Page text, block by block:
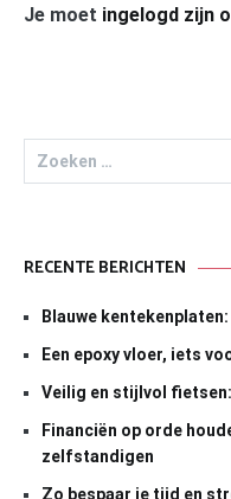
Je moet ingelogd zijn
Zoeken
naar:
RECENTE BERICHTEN
Blauwe
Een epoxy vloer, iets
Veilig en stijlvol
Financiën op orde
zelfstandigen
Zo bespaar je tijd en